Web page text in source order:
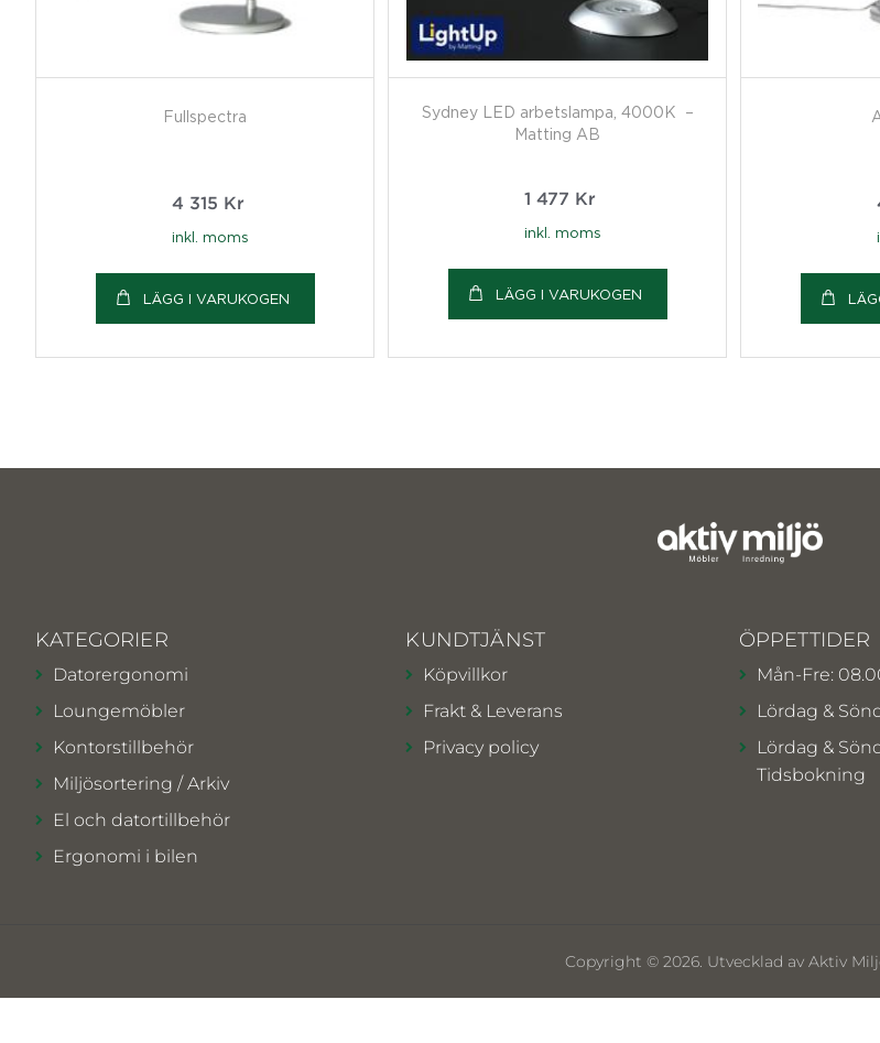
Fullspectra
4 315 Kr
inkl. moms
LÄGG I VARUKOGEN
Sydney LED arbetslampa, 4000K –
Matting AB
1 477 Kr
inkl. moms
LÄGG I VARUKOGEN
KATEGORIER
Datorergonomi
Loungemöbler
Kontorstillbehör
Miljösortering / Arkiv
El och datortillbehör
Ergonomi i bilen
KUNDTJÄNST
Köpvillkor
Frakt & Leverans
Privacy policy
ÖPPETTIDER
Mån-Fre:
Lördag &
Lördag &
Tidsbokning
Copyright © 2026. Utvecklad av Aktiv